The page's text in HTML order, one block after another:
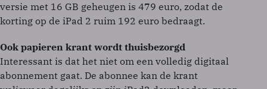
versie met 16 GB geheugen is 479 euro, zodat de
korting op de iPad 2 ruim 192 euro bedraagt.
Ook papieren krant wordt thuisbezorgd
Interessant is dat het niet om een volledig digitaal
abonnement gaat. De abonnee kan de krant